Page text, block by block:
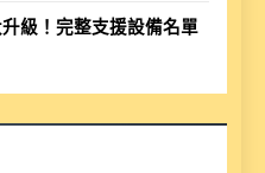
級！完整支援設備名單